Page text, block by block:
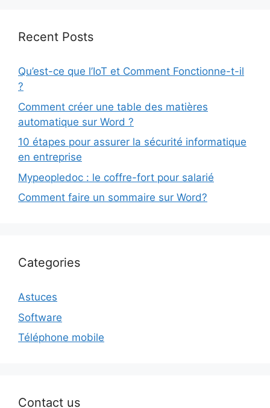
Recent Posts
Qu’est-ce que l’IoT et Comment Fonctionne-t-il
?
Comment créer une table des matières
automatique sur Word ?
10 étapes pour assurer la sécurité informatique
en entreprise
Mypeopledoc : le coffre-fort pour salarié
Comment faire un sommaire sur Word?
Categories
Astuces
Software
Téléphone mobile
Contact us